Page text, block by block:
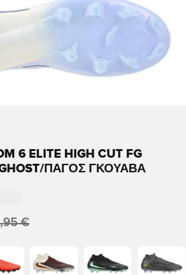
6 ELITE HIGH CUT FG
GHOST/ΠΆΓΟΣ ΓΚΟΥΆΒΑ
€